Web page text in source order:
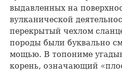
выдавленных на
вулканической
перекрытый чехлом
породы были буквально
мощью. В топониме
корень, означающий